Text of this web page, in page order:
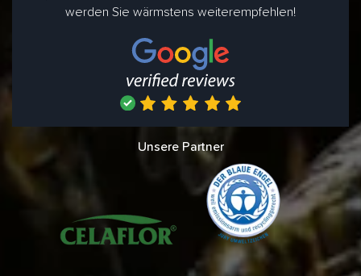
werden Sie wärmstens weiterempfehlen!
Unsere Partner